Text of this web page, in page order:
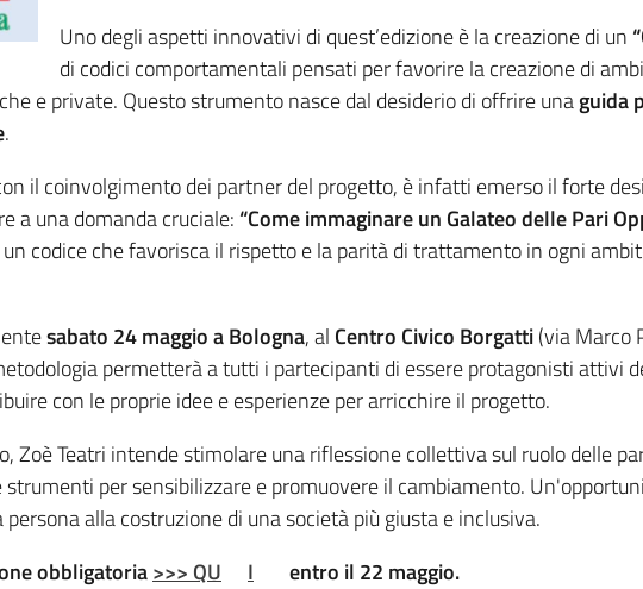
Uno degli aspetti innovativi di quest’edizione è la creazione di un
di codici comportamentali pensati per favorire la creazione di
e private. Questo strumento nasce dal desiderio di offrire unaguida
.
il coinvolgimento dei partner del progetto, è infatti emerso il forte
a una domanda cruciale: “Come immaginare un Galateo delle Pari
codice che favorisca il rispetto e la parità di trattamento in ogni
sabato 24 maggio a Bologna, al Centro Civico Borgatti(via Marco
permetterà a tutti i partecipanti di essere protagonisti attivi
con le proprie idee e esperienze per arricchire il progetto.
Zoè Teatri intende stimolare una riflessione collettiva sul ruolo delle
per sensibilizzare e promuovere il cambiamento.
alla costruzione di una società più giusta e inclusiva.
obbligatoria>>> QU I
entro il 22 maggio.